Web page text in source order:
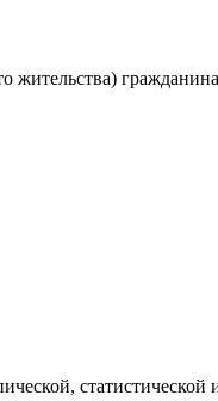
жительства)